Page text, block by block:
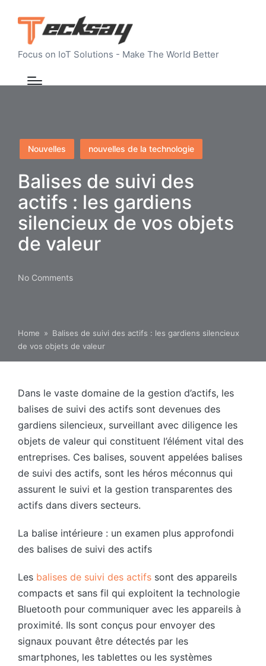
Focus on IoT Solutions - Make The World Better
Posted
in
Nouvelles nouvelles de la technologie
Balises de suivi des
actifs : les gardiens
silencieux de vos objets
de valeur
No Comments
Home » Balises de suivi des actifs : les gardiens silencieux
de vos objets de valeur
Dans le vaste domaine de la gestion d’actifs, les
balises de suivi des actifs sont devenues des
gardiens silencieux, surveillant avec diligence les
objets de valeur qui constituent l’élément vital des
entreprises. Ces balises, souvent appelées balises
de suivi des actifs, sont les héros méconnus qui
assurent le suivi et la gestion transparentes des
actifs dans divers secteurs.
La balise intérieure : un examen plus approfondi
des balises de suivi des actifs
Les balises de suivi des actifs sont des appareils
compacts et sans fil qui exploitent la technologie
Bluetooth pour communiquer avec les appareils à
proximité. Ils sont conçus pour envoyer des
signaux pouvant être détectés par les
smartphones, les tablettes ou les systèmes